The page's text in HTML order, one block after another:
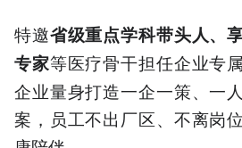
特邀省级重点学科带头人、
专家等医疗骨干担任企业专
企业量身打造一企一策、一
案，员工不出厂区、不离岗